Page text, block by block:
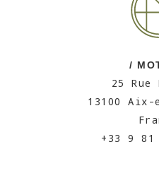
/
25 Rue
13100 Aix-
+33 9